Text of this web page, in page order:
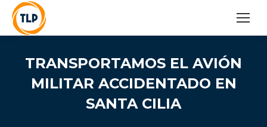
TRANSPORTAMOS EL AVIÓN
MILITAR ACCIDENTADO EN
SANTA CILIA